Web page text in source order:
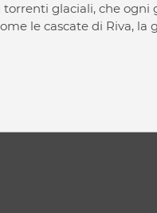
glaciali, che
le cascate di Riva, la